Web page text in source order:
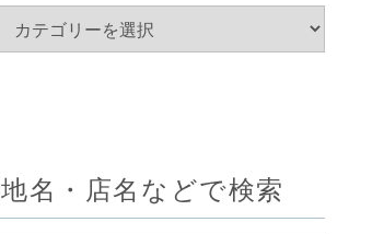
地名・店名などで検索